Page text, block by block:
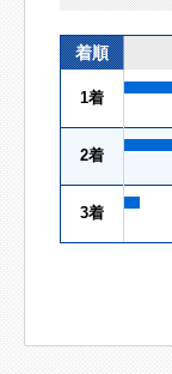
着順
1着
2着
3着